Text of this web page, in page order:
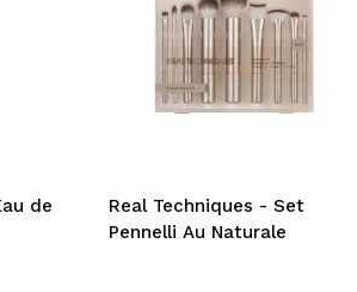
de
Real Techniques - Set
Pennelli Au Naturale